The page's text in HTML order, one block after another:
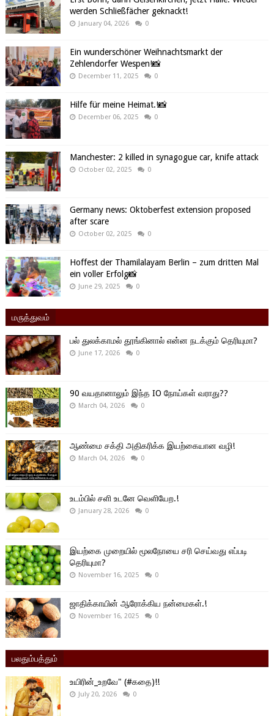
werden Schließfächer geknackt!
January 04, 2026 0
Ein wunderschöner Weihnachtsmarkt der
Zehlendorfer Wespen!📸
December 11, 2025 0
Hilfe für meine Heimat.!📸
December 06, 2025 0
Manchester: 2 killed in synagogue car, knife attack
October 02, 2025 0
Germany news: Oktoberfest extension proposed
after scare
October 02, 2025 0
Hoffest der Thamilalayam Berlin – zum dritten Mal
ein voller Erfolg📸
June 29, 2025 0
மருத்துவம்
பல் துலக்காமல் தூங்கினால் என்ன நடக்கும் தெரியுமா?
June 17, 2026 0
90 வயதானாலும் இந்த IO நோய்கள் வராது??
March 04, 2026 0
ஆண்மை சக்தி அதிகரிக்க இயற்கையான வழி!
March 04, 2026 0
உடம்பில் சளி உடனே வெளியேற.!
January 28, 2026 0
இயற்கை முறையில் மூலநோயை சரி செய்வது எப்படி
தெரியுமா?
November 16, 2025 0
ஜாதிக்காயின் ஆரோக்கிய நன்மைகள்.!
November 16, 2025 0
பலதும்பத்தும்
உயிரின்_உறவே" (#கதை)!!
July 20, 2026 0